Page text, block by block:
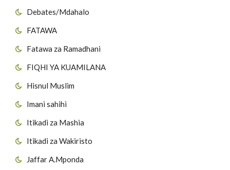
Debates/Mdahalo
FATAWA
Fatawa za Ramadhani
FIQHI YA KUAMILANA
Hisnul Muslim
Imani sahihi
Itikadi za Mashia
Itikadi za Wakiristo
Jaffar A.Mponda